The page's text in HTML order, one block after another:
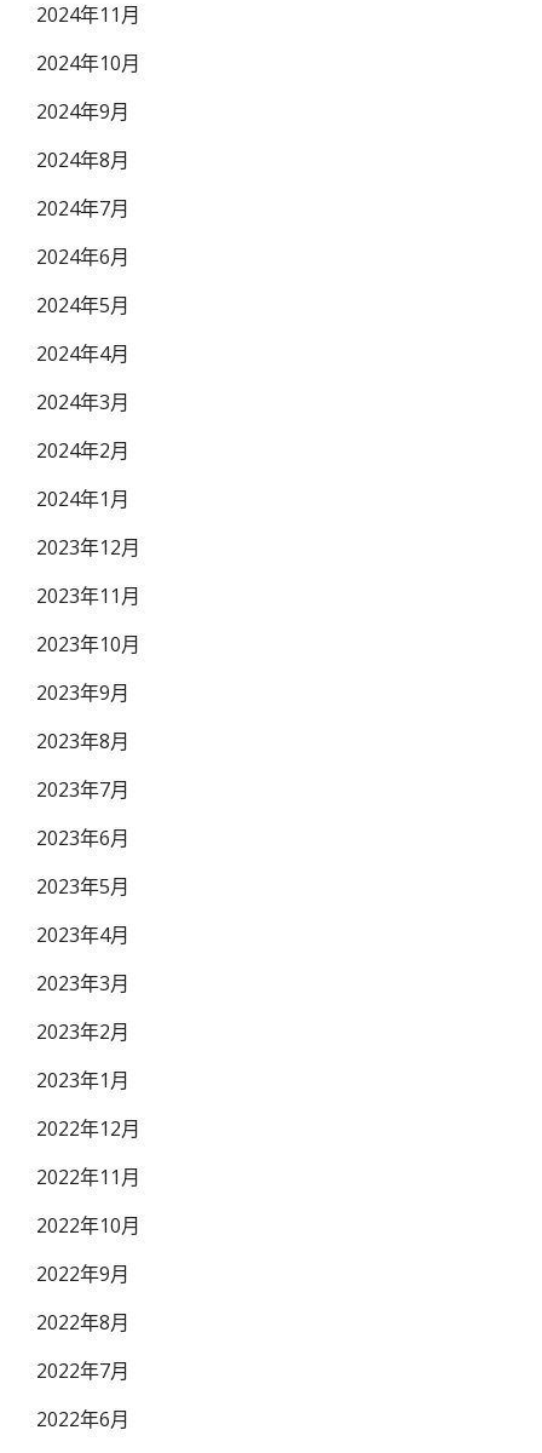
2024年11月
2024年10月
2024年9月
2024年8月
2024年7月
2024年6月
2024年5月
2024年4月
2024年3月
2024年2月
2024年1月
2023年12月
2023年11月
2023年10月
2023年9月
2023年8月
2023年7月
2023年6月
2023年5月
2023年4月
2023年3月
2023年2月
2023年1月
2022年12月
2022年11月
2022年10月
2022年9月
2022年8月
2022年7月
2022年6月